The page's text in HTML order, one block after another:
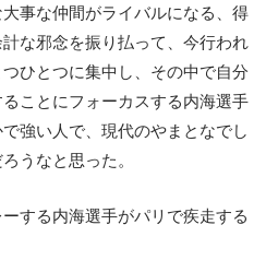
事な仲間がライバルになる、得
な邪念を振り払って、今行われ
ひとつに集中し、その中で自分
ことにフォーカスする内海選手
強い人で、現代のやまとなでし
うなと思った。
する内海選手がパリで疾走する